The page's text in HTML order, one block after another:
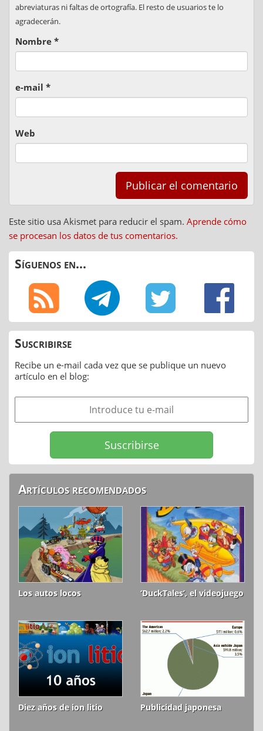
abreviaturas ni faltas de ortografía. El resto de usuarios te lo
agradecerán.
Nombre *
e-mail *
Web
Este sitio usa Akismet para reducir el spam. Aprende cómo
se procesan los datos de tus comentarios.
Síguenos en...
Suscribirse
Recibe un e-mail cada vez que se publique un nuevo
artículo en el blog:
Artículos recomendados
Los autos locos ‘DuckTales’, el videojuego
Diez años de ion litio Publicidad japonesa